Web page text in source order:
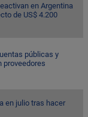
en Argentina
de US$ 4.200
públicas y
proveedores
en julio tras hacer